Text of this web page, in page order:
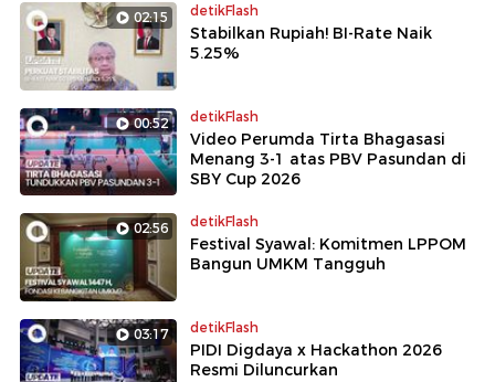
02:15 detikFlash
Stabilkan Rupiah! BI-Rate Naik
5.25%
00:52 detikFlash
Video Perumda Tirta Bhagasasi
Menang 3-1 atas PBV Pasundan di
SBY Cup 2026
02:56 detikFlash
Festival Syawal: Komitmen LPPOM
Bangun UMKM Tangguh
03:17 detikFlash
PIDI Digdaya x Hackathon 2026
Resmi Diluncurkan